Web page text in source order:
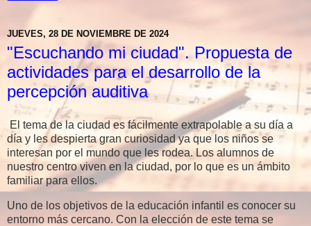
JUEVES, 28 DE NOVIEMBRE DE 2024
"Escuchando mi ciudad". Propuesta de
actividades para el desarrollo de la
percepción auditiva
El tema de la ciudad es fácilmente extrapolable a su día a
día y les despierta gran curiosidad ya que los niños se
interesan por el mundo que les rodea. Los alumnos de
nuestro centro viven en la ciudad, por lo que es un ámbito
familiar para ellos.
Uno de los objetivos de la educación infantil es conocer su
entorno más cercano. Con la elección de este tema se